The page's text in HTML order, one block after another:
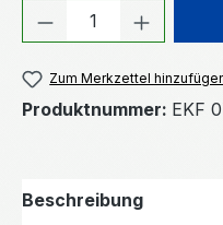
Produkt
Zum Merkzettel
Produktnummer: EKF
Beschreibung